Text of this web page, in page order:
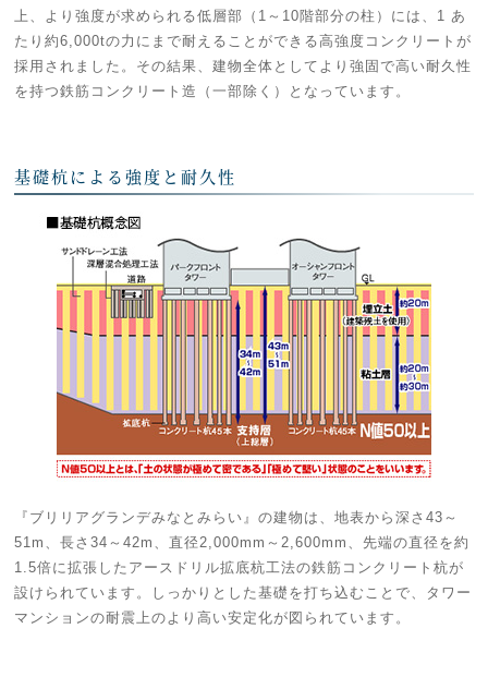
上、より強度が求められる低層部（1～10階部分の柱）には、1 あ
たり約6,000tの力にまで耐えることができる高強度コンクリートが
採用されました。その結果、建物全体としてより強固で高い耐久性
を持つ鉄筋コンクリート造（一部除く）となっています。
基礎杭による強度と耐久性
『ブリリアグランデみなとみらい』の建物は、地表から深さ43～
51m、長さ34～42m、直径2,000mm～2,600mm、先端の直径を約
1.5倍に拡張したアースドリル拡底杭工法の鉄筋コンクリート杭が
設けられています。しっかりとした基礎を打ち込むことで、タワー
マンションの耐震上のより高い安定化が図られています。